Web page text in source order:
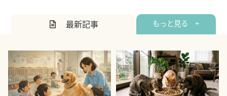
最新記事 もっと見る +